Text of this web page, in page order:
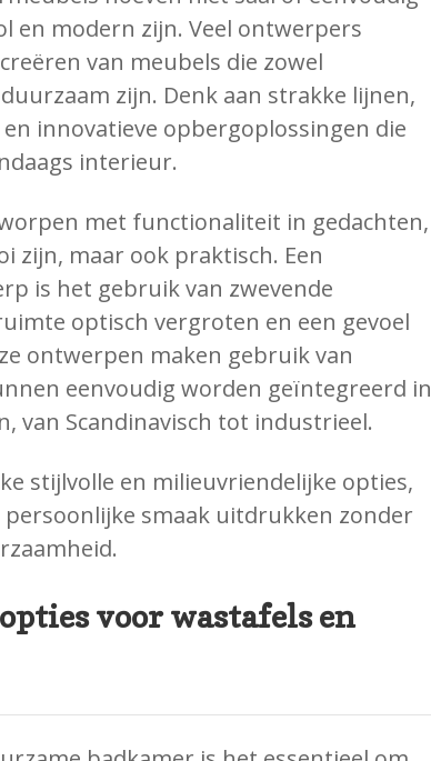
en modern zijn. Veel ontwerpers
van meubels die zowel
zijn. Denk aan strakke lijnen,
innovatieve opbergoplossingen die
interieur.
met functionaliteit in gedachten,
zijn, maar ook praktisch. Een
is het gebruik van zwevende
optisch vergroten en een gevoel
ontwerpen maken gebruik van
eenvoudig worden geïntegreerd in
van Scandinavisch tot industrieel.
stijlvolle en milieuvriendelijke opties,
smaak uitdrukken zonder
voor wastafels en